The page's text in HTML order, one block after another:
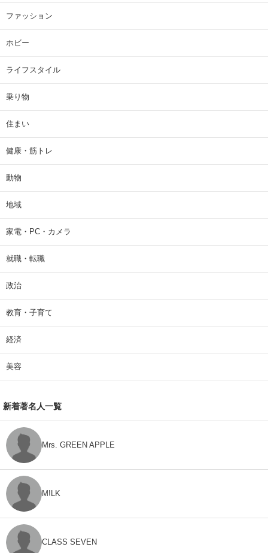
ファッション
ホビー
ライフスタイル
乗り物
住まい
健康・筋トレ
動物
地域
家電・PC・カメラ
就職・転職
政治
教育・子育て
経済
美容
新着著名人一覧
Mrs. GREEN APPLE
M!LK
CLASS SEVEN